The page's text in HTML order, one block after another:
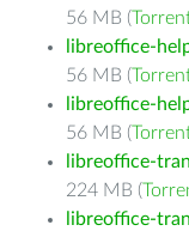
56 MB (
libreoffice-
56 MB (
libreoffice-
56 MB (
libreoffice-
224 MB (
libreoffice-